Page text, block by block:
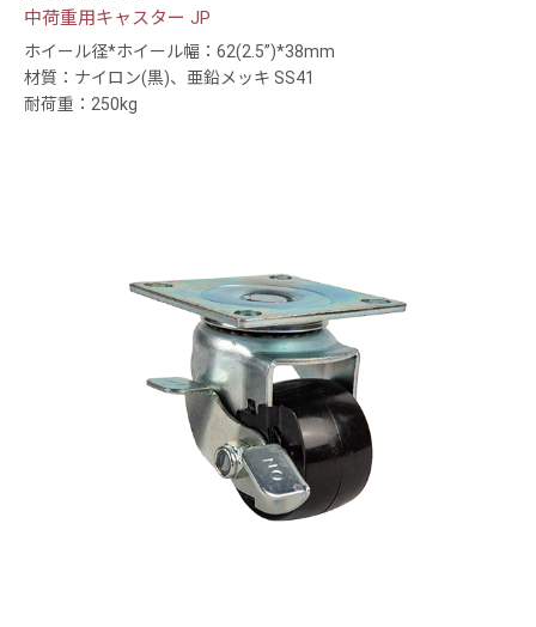
中荷重用キャスター JP
ホイール径*ホイール幅：62(2.5”)*38mm
材質：ナイロン(黒)、亜鉛メッキ SS41
耐荷重：250kg